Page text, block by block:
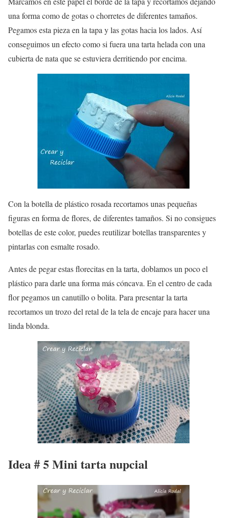
una forma como de gotas o chorretes de diferentes tamaños.
Pegamos esta pieza en la tapa y las gotas hacia los lados. Así
conseguimos un efecto como si fuera una tarta helada con una
cubierta de nata que se estuviera derritiendo por encima.
Con la botella de plástico rosada recortamos unas pequeñas
figuras en forma de flores, de diferentes tamaños. Si no consigues
botellas de este color, puedes reutilizar botellas transparentes y
pintarlas con esmalte rosado.
Antes de pegar estas florecitas en la tarta, doblamos un poco el
plástico para darle una forma más cóncava. En el centro de cada
flor pegamos un canutillo o bolita. Para presentar la tarta
recortamos un trozo del retal de la tela de encaje para hacer una
linda blonda.
Idea # 5 Mini tarta nupcial